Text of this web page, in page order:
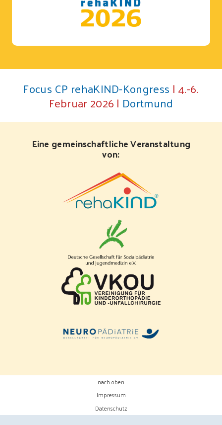
Focus CP rehaKIND-Kongress | 4.-6.
Februar 2026 | Dortmund
Eine gemeinschaftliche Veranstaltung
von:
nach oben
Impressum
Datenschutz